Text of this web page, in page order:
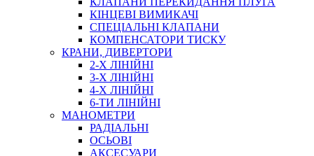
НЕЙЛОНОВІ
ПРОРЕЗИНЕНІ
АВТОТОВАРИ
КІНЦЕВІ ВИМИКАЧІ
СПЕЦІАЛЬНІ КЛАПАНИ
КОМПЕНСАТОРИ ТИСКУ
КРАНИ, ДИВЕРТОРИ
2-Х ЛІНІЙНІ
3-Х ЛІНІЙНІ
4-Х ЛІНІЙНІ
6-ТИ ЛІНІЙНІ
МАНОМЕТРИ
РАДІАЛЬНІ
ОСЬОВІ
АКСЕСУАРИ